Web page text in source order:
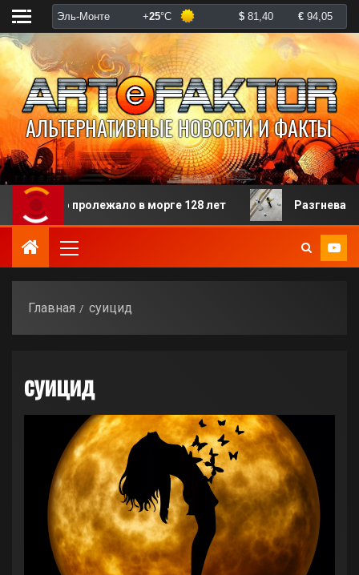
пролежало в морге 128 лет Разгневанная
Главная суицид
суицид